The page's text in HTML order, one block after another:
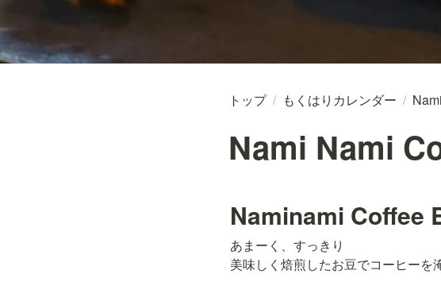
トップ / もくはりカレンダー /
Nami Nami
Naminami Coffee
あまーく、すっきり
美味しく焙煎したお豆でコーヒーを